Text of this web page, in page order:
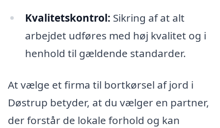
Kvalitetskontrol: Sikring af at alt
arbejdet udføres med høj kvalitet og i
henhold til gældende standarder.
At vælge et firma til bortkørsel af jord i
Døstrup betyder, at du vælger en partner,
der forstår de lokale forhold og kan